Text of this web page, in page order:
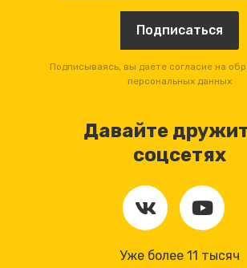
Давайте
соцсетях
Уже более 11 тысяч
Подписываясь, вы даете согласие на
персональных данных